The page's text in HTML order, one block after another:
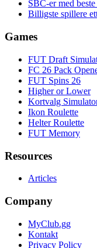
SBC-er med
Billigste spillere
Games
FUT Draft
FC 26 Pack
FUT Spins 26
Higher or Lower
Kortvalg
Ikon Roulette
Helter Roulette
FUT Memory
Resources
Articles
Company
MyClub.gg
Kontakt
Privacy Policy